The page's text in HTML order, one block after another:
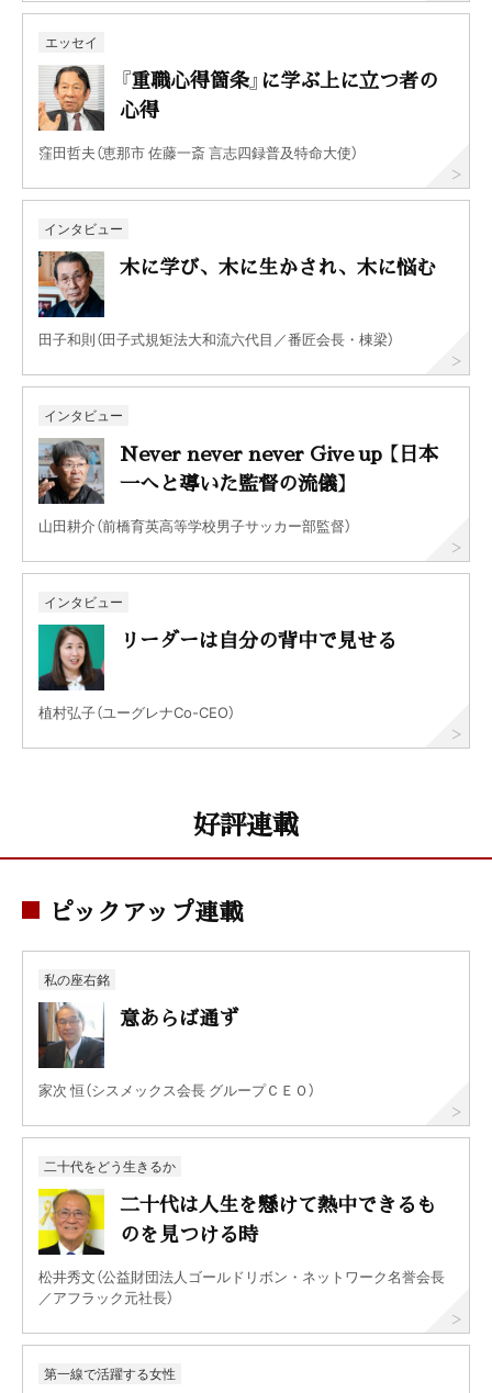
エッセイ
『重職心得箇条』に学ぶ上に立つ者の
心得
窪田哲夫（恵那市 佐藤一斎 言志四録普及特命大使）
インタビュー
木に学び、木に生かされ、木に悩む
田子和則（田子式規矩法大和流六代目／番匠会長・棟梁）
インタビュー
Never never never Give up 【日本
一へと導いた監督の流儀】
山田耕介（前橋育英高等学校男子サッカー部監督）
インタビュー
リーダーは自分の背中で見せる
植村弘子（ユーグレナCo-CEO）
好評連載
ピックアップ連載
私の座右銘
意あらば通ず
家次 恒（シスメックス会長 グループＣＥＯ）
二十代をどう生きるか
二十代は人生を懸けて熱中できるも
のを見つける時
松井秀文（公益財団法人ゴールドリボン・ネットワーク名誉会長
／アフラック元社長）
第一線で活躍する女性